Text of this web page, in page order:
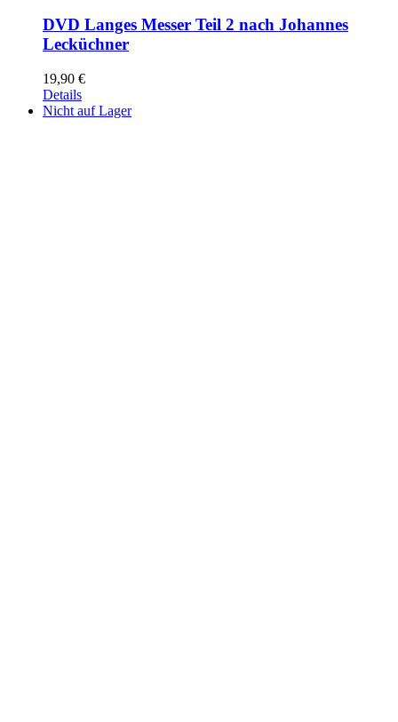
DVD Langes Messer Teil 2 nach Johannes
Lecküchner
19,90 €
Details
Nicht auf Lager